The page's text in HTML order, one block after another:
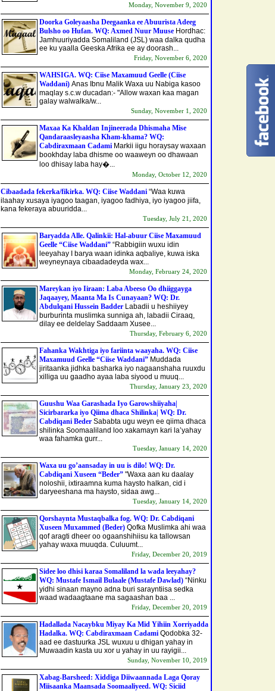
Monday, November 9, 2020
Doorka Goleyaasha Deegaanka ee Abuurista Adeeg
Bulsho oo Hufan. WQ: Axmed Nuur Muuse Hordhac:
Jamhuuriyadda Somaliland (JSL) waa dalka qudha
ee ku yaalla Geeska Afrika ee ay doorash...
Friday, November 6, 2020
WAHSIGA. WQ: Ciise Maxamuud Geelle (Ciise
Waddani) Anas Ibnu Malik Waxa uu Nabiga kasoo
maqlay s.c.w ducadan:- "Allow waxan kaa magan
galay walwalka/w...
Sunday, November 1, 2020
Maxaa Ka Khaldan Injineerada Dhismaha Mise
Qandaraasleyaasha Kham-khama? WQ:
Cabdiraxmaan Cadami Markii iigu horaysay waxaan
bookhday laba dhisme oo waaweyn oo dhawaan
loo dhisay laba hay�...
Monday, October 12, 2020
Cibaadada fekerka/fikirka. WQ: Ciise Waddani “Waa kuwa
ilaahay xusaya iyagoo taagan, iyagoo fadhiya, iyo iyagoo jiifa,
kana fekeraya abuuridda...
Tuesday, July 21, 2020
Baryadda Alle. Qalinkii: Hal-abuur Ciise Maxamuud
Geelle “Ciise Waddani” “Rabbigiin wuxu idin
leeyahay I barya waan idinka aqbaliye, kuwa iska
weyneynaya cibaadadeyda wax...
Monday, February 24, 2020
Mareykan iyo Iiraan: Laba Abeeso Oo dhiiggayga
Jaqaayey, Maanta Ma Is Cunayaan? WQ: Dr.
Abdulqani Hussein Badder Labadii u heshiiyey
burburinta muslimka sunniga ah, labadii Ciraaq,
dilay ee deldelay Saddaam Xusee...
Thursday, February 6, 2020
Fahanka Wakhtiga iyo fariinta waayaha. WQ: Ciise
Maxamuud Geelle “Ciise Waddani” Muddada
jiritaanka jidhka basharka iyo nagaanshaha ruuxdu
xilliga uu gaadho ayaa laba siyood u muuq...
Thursday, January 23, 2020
Guushu Waa Garashada Iyo Garowshiiyaha|
Sicirbararka iyo Qiima dhaca Shilinka| WQ: Dr.
Cabdiqani Beder Sababta ugu weyn ee qiima dhaca
shilinka Soomaaliland loo xakamayn kari la’yahay
waa fahamka gurr...
Tuesday, January 14, 2020
Waxa uu go’aansaday in uu is dilo! WQ: Dr.
Cabdiqani Xuseen “Beder” "Waxa aan ku daalay
noloshii, ixtiraamna kuma haysto halkan, cid i
daryeeshana ma haysto, sidaa awg...
Tuesday, January 14, 2020
Qorshaynta Mustaqbalka fog. WQ: Dr. Cabdiqani
Xuseen Muxammed (Beder) Qofka Muslimka ahi waa
qof aragti dheer oo ogaanshihiisu ka tallowsan
yahay waxa muuqda. Culuumt...
Friday, December 20, 2019
Sidee loo dhisi karaa Somaliland la wada leeyahay?
WQ: Mustafe Ismail Bulaale (Mustafe Dawlad) “Ninku
yidhi sinaan mayno adna buri sarayntiisa sedka
waad wadaagtaane ma sagaashan baa ...
Friday, December 20, 2019
Hadallada Nacaybku Miyay Ka Mid Yihiin Xorriyadda
Hadalka. WQ: Cabdiraxmaan Cadami Qodobka 32-
aad ee dastuurka JSL wuxuu u dhigan yahay in
Muwaadin kasta uu xor u yahay in uu rayigii...
Sunday, November 10, 2019
Xabag-Barsheed: Xiddiga Diiwaannada Laga Qoray
Miisaanka Maansada Soomaaliyeed. WQ: Siciid